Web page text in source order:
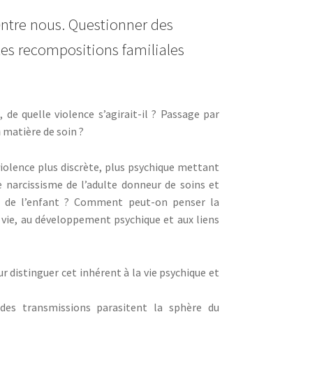
nous. Questionner des
recompositions familiales
quelle violence s’agirait-il ? Passage par
de soin ?
plus discrète, plus psychique mettant
de l’adulte donneur de soins et
l’enfant ? Comment peut-on penser la
au développement psychique et aux liens
distinguer cet inhérent à la vie psychique et
transmissions parasitent la sphère du